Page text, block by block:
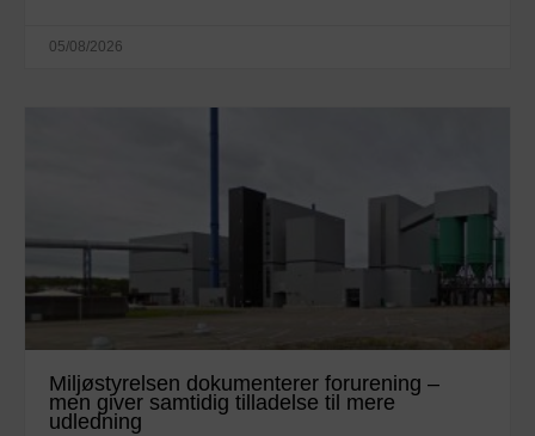
05/08/2026
Miljøstyrelsen dokumenterer forurening –
men giver samtidig tilladelse til mere
udledning